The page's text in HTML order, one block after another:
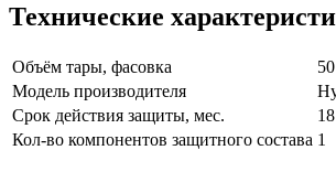
Технические
Объём тары, фасовка
Модель производителя
Срок действия защиты, мес.
18
Кол-во компонентов защитного состава 1